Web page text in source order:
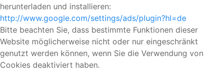
herunterladen und installieren:
http://www.google.com/settings/ads/plugin?hl=de
Bitte beachten Sie, dass bestimmte Funktionen dieser
Website möglicherweise nicht oder nur eingeschränkt
genutzt werden können, wenn Sie die Verwendung von
Cookies deaktiviert haben.